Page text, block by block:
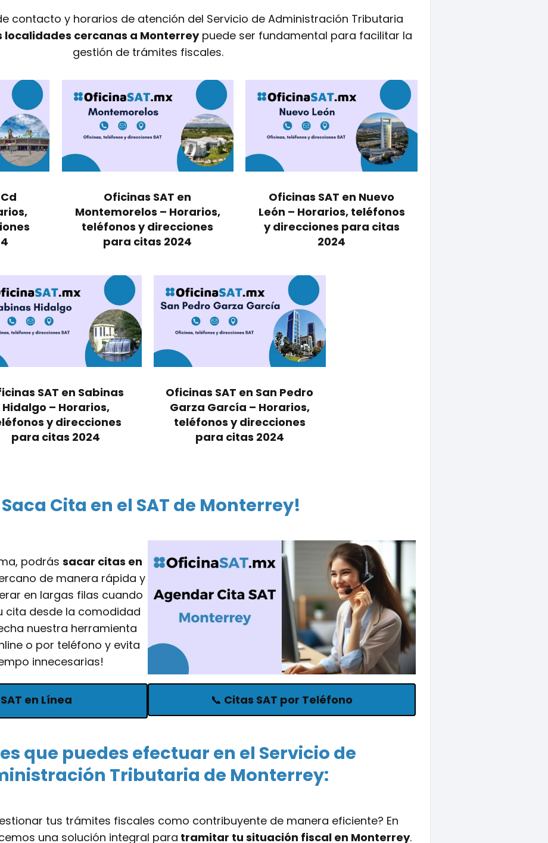
contacto y horarios de atención del Servicio de Administración Tributaria
localidades cercanas a Monterreypuede ser fundamental para facilitar la
gestión de trámites fiscales.
Oficinas SAT en
Montemorelos – Horarios,
teléfonos y direcciones
para citas 2024
Oficinas SAT en Nuevo
León – Horarios, teléfonos
y direcciones para citas
2024
SAT en Sabinas
Hidalgo – Horarios,
y direcciones
para citas 2024
Oficinas SAT en San Pedro
Garza García – Horarios,
teléfonos y direcciones
para citas 2024
Cita en el SAT de Monterrey!
podrás sacar citas en
de manera rápida y
en largas filas cuando
cita desde la comodidad
nuestra herramienta
o por teléfono y evita
innecesarias!
en Línea 📞 Citas SAT por Teléfono
que puedes efectuar en el Servicio de
Tributaria de Monterrey:
tus trámites fiscales como contribuyente de manera eficiente? En
una solución integral para tramitar tu situación fiscal en Monterrey.